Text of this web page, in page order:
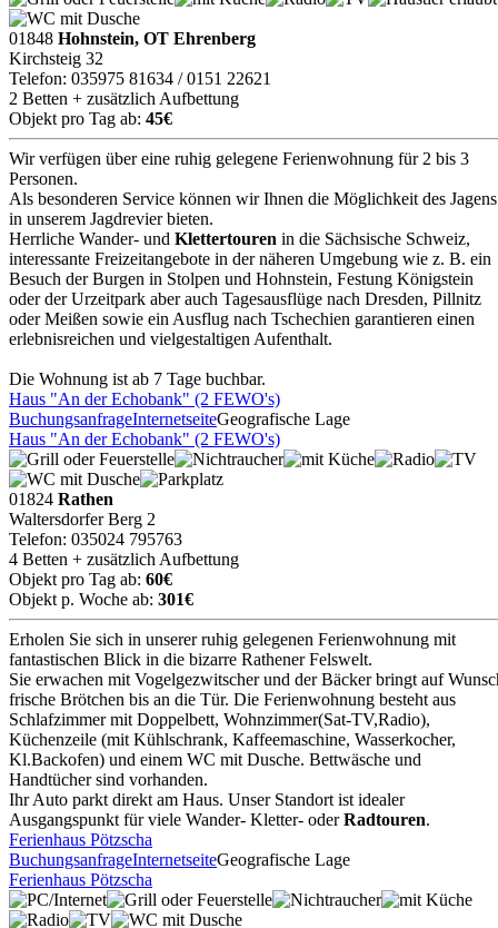
01848 Hohnstein, OT Ehrenberg
Kirchsteig 32
Telefon: 035975 81634 / 0151 22621
2 Betten + zusätzlich Aufbettung
Objekt pro Tag ab: 45€
Wir verfügen über eine ruhig gelegene Ferienwohnung für 2 bis 3
Personen.
Als besonderen Service können wir Ihnen die Möglichkeit des Jagens
in unserem Jagdrevier bieten.
Herrliche Wander- und Klettertouren in die Sächsische Schweiz,
interessante Freizeitangebote in der näheren Umgebung wie z. B. ein
Besuch der Burgen in Stolpen und Hohnstein, Festung Königstein
oder der Urzeitpark aber auch Tagesausflüge nach Dresden, Pillnitz
oder Meißen sowie ein Ausflug nach Tschechien garantieren einen
erlebnisreichen und vielgestaltigen Aufenthalt.
Die Wohnung ist ab 7 Tage buchbar.
Haus "An der Echobank" (2 FEWO's)
BuchungsanfrageInternetseiteGeografische Lage
Haus "An der Echobank" (2 FEWO's)
01824 Rathen
Waltersdorfer Berg 2
Telefon: 035024 795763
4 Betten + zusätzlich Aufbettung
Objekt pro Tag ab: 60€
Objekt p. Woche ab: 301€
Erholen Sie sich in unserer ruhig gelegenen Ferienwohnung mit
fantastischen Blick in die bizarre Rathener Felswelt.
Sie erwachen mit Vogelgezwitscher und der Bäcker bringt auf
frische Brötchen bis an die Tür. Die Ferienwohnung besteht aus
Schlafzimmer mit Doppelbett, Wohnzimmer(Sat-TV,Radio),
Küchenzeile (mit Kühlschrank, Kaffeemaschine, Wasserkocher,
Kl.Backofen) und einem WC mit Dusche. Bettwäsche und
Handtücher sind vorhanden.
Ihr Auto parkt direkt am Haus. Unser Standort ist idealer
Ausgangspunkt für viele Wander- Kletter- oderRadtouren.
Ferienhaus Pötzscha
BuchungsanfrageInternetseiteGeografische Lage
Ferienhaus Pötzscha